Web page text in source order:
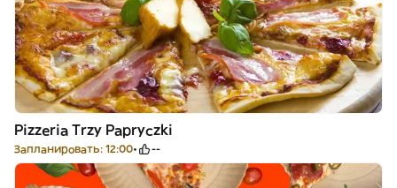
Pizzeria Trzy Papryczki
Запланировать: 12:00 --